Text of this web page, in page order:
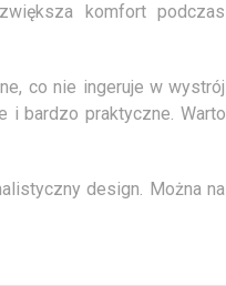
komfort podczas
co nie ingeruje w wystrój
i bardzo praktyczne. Warto
design. Można na